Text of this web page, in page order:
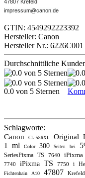
47807 Krefeld
impressum@canon.de
GTIN: 4549292223392
Hersteller: Canon
Hersteller Nr.: 6226C001
Durchschnittliche
0.0 von 5 Sternen
Schlagworte:
Canon CL-586XL Original
1 ml Color 300 Seiten bei
SeriesPixma TS 7640 iPixma
7740 iPixma TS 7750 i
Fichtenhain A10 47807 Krefeld